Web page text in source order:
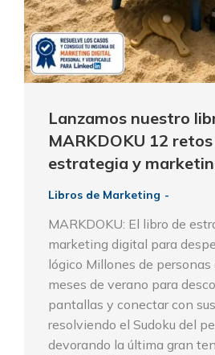
Lanzamos nuestro
MARKDOKU 12
estrategia y
Libros de Marketing
MARKDOKU: El libro de
marketing digital para
lógico Millones de
meses de verano para
pantallas y conectar con
resolviendo el Sudoku del
devorando la última gran